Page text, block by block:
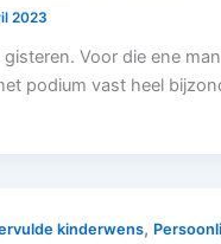
2023
Voor die ene
podium vast heel
kinderwens,